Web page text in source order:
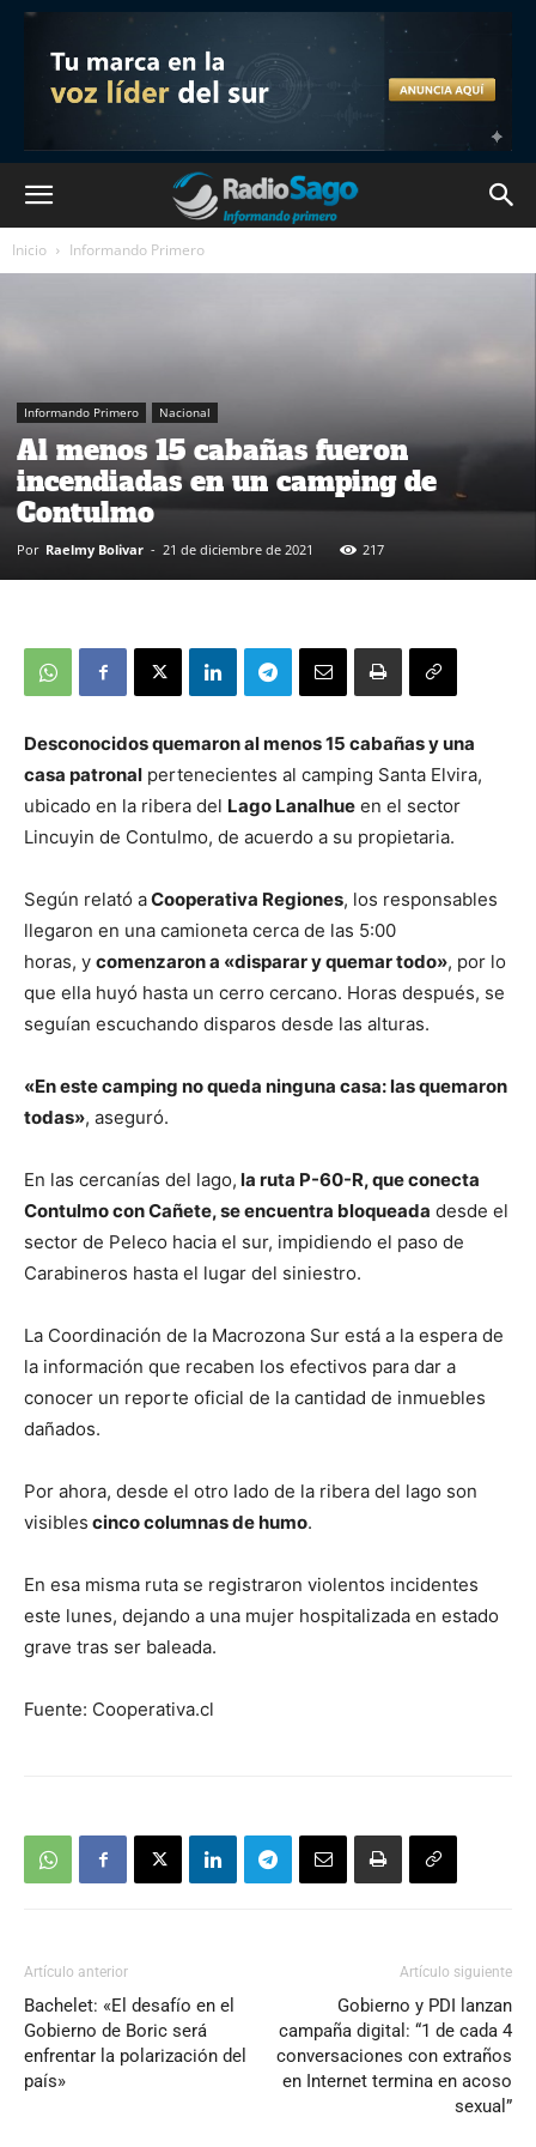
Inicio Informando Primero
Informando Primero Nacional
Al menos 15 cabañas fueron
incendiadas en un camping de
Contulmo
Por Raelmy Bolivar - 21 de diciembre de 2021 217
Desconocidos quemaron al menos 15 cabañas y una
casa patronal pertenecientes al camping Santa Elvira,
ubicado en la ribera del Lago Lanalhue en el sector
Lincuyin de Contulmo, de acuerdo a su propietaria.
Según relató aCooperativa Regiones, los responsables
llegaron en una camioneta cerca de las 5:00
horas, y comenzaron a «disparar y quemar todo», por lo
que ella huyó hasta un cerro cercano. Horas después, se
seguían escuchando disparos desde las alturas.
«En este camping no queda ninguna casa: las quemaron
todas», aseguró.
En las cercanías del lago, la ruta P-60-R, que conecta
Contulmo con Cañete, se encuentra bloqueada desde el
sector de Peleco hacia el sur, impidiendo el paso de
Carabineros hasta el lugar del siniestro.
La Coordinación de la Macrozona Sur está a la espera de
la información que recaben los efectivos para dar a
conocer un reporte oficial de la cantidad de inmuebles
dañados.
Por ahora, desde el otro lado de la ribera del lago son
visibles cinco columnas de humo.
En esa misma ruta se registraron violentos incidentes
este lunes, dejando a una mujer hospitalizada en estado
grave tras ser baleada.
Fuente: Cooperativa.cl
Artículo anterior
Bachelet: «El desafío en el
Gobierno de Boric será
enfrentar la polarización del
país»
Artículo siguiente
Gobierno y PDI lanzan
campaña digital: “1 de cada 4
conversaciones con extraños
en Internet termina en acoso
sexual”